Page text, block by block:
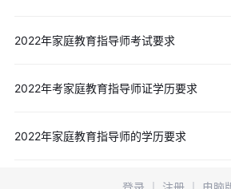
2022年家庭教育指导师考试要求
2022年考家庭教育指导师证学历要求
2022年家庭教育指导师的学历要求